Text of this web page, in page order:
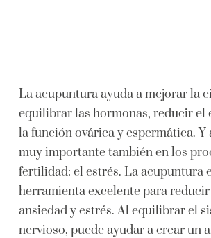
La acupuntura ayuda a mejorar la
equilibrar las hormonas, reducir el
la función ovárica y espermática. Y
muy importante también en los
fertilidad: el estrés. La acupuntura
herramienta excelente para
ansiedad y estrés. Al equilibrar el
nervioso, puede ayudar a crear un